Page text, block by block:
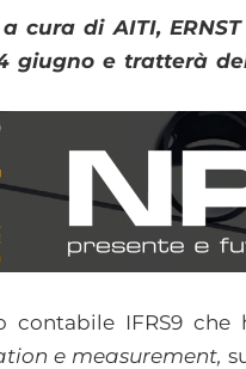
cura di AITI,
giugno e tratterà
contabile IFRS9
e measurement,